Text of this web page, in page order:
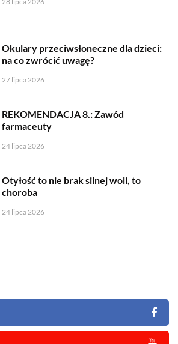
Okulary przeciwsłoneczne dla dzieci:
na co zwrócić uwagę?
27 lipca 2026
REKOMENDACJA 8.: Zawód
farmaceuty
24 lipca 2026
Otyłość to nie brak silnej woli, to
choroba
24 lipca 2026